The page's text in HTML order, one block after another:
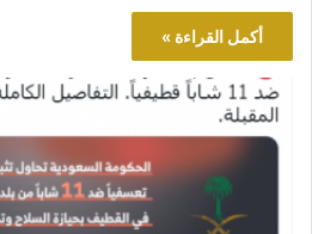
أكمل القراءة »